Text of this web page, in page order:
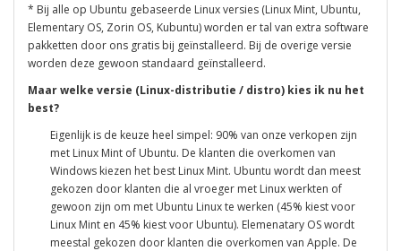
* Bij alle op Ubuntu gebaseerde Linux versies (Linux Mint, Ubuntu,
Elementary OS, Zorin OS, Kubuntu) worden er tal van extra software
pakketten door ons gratis bij geïnstalleerd. Bij de overige versie
worden deze gewoon standaard geïnstalleerd.
Maar welke versie (Linux-distributie / distro) kies ik nu het
best?
Eigenlijk is de keuze heel simpel: 90% van onze verkopen zijn
met Linux Mint of Ubuntu. De klanten die overkomen van
Windows kiezen het best Linux Mint. Ubuntu wordt dan meest
gekozen door klanten die al vroeger met Linux werkten of
gewoon zijn om met Ubuntu Linux te werken (45% kiest voor
Linux Mint en 45% kiest voor Ubuntu). Elemenatary OS wordt
meestal gekozen door klanten die overkomen van Apple. De